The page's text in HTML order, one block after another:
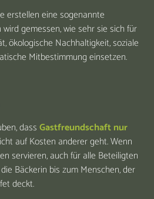
erstellen eine sogenannte
wird gemessen, wie sehr sie sich für
ökologische Nachhaltigkeit, soziale
Mitbestimmung einsetzen.
dassGastfreundschaft nur
auf Kosten anderer geht. Wenn
servieren, auch für alle Beteiligten
Bäckerin bis zum Menschen, der
deckt.